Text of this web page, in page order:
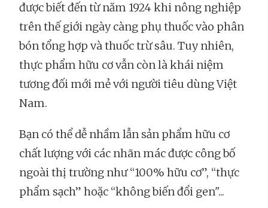
được biết đến từ năm 1924 khi nông nghiệp
trên thế giới ngày càng phụ thuốc vào phân
bón tổng hợp và thuốc trừ sâu. Tuy nhiên,
thực phẩm hữu cơ vẫn còn là khái niệm
tương đối mới mẻ với người tiêu dùng Việt
Nam.
Bạn có thể dễ nhầm lẫn sản phẩm hữu cơ
chất lượng với các nhãn mác được công bố
ngoài thị trường như “100% hữu cơ”, “thực
phẩm sạch” hoặc “không biến đổi gen"...